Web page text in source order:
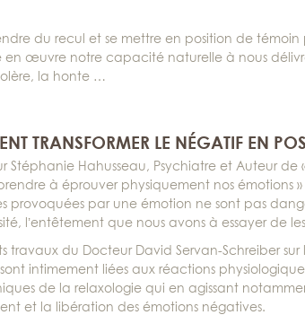
du recul et se mettre en position de
en œuvre notre capacité naturelle à nous
la honte …
TRANSFORMER LE NÉGATIF EN
Stéphanie Hahusseau, Psychiatre et Auteur de
à éprouver physiquement nos émotions
provoquées par une émotion ne sont pas
l’entêtement que nous avons à essayer de
travaux du Docteur David Servan-Schreiber
intimement liées aux réactions
de la relaxologie qui en agissant
et la libération des émotions négatives.